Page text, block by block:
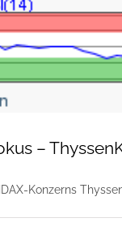
–
Konzerns